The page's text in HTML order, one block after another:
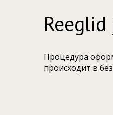
Процедура
происходит в